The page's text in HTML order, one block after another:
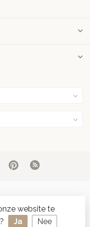
Powered by Lightspeed
website te
Ja Nee